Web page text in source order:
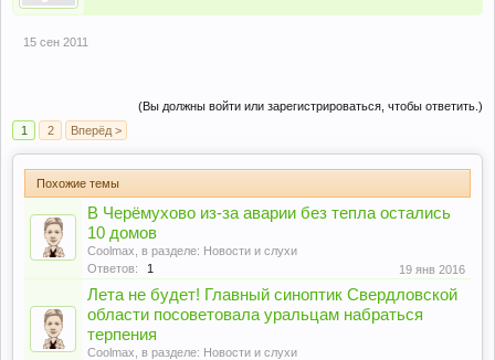
15 сен 2011
(Вы должны войти или зарегистрироваться, чтобы ответить.)
1
2 Вперёд >
Похожие темы
В Черёмухово из-за аварии без тепла остались
10 домов
Coolmax , в разделе: Новости и слухи
Ответов:
1 19 янв 2016
Лета не будет! Главный синоптик Свердловской
области посоветовала уральцам набраться
терпения
Coolmax , в разделе: Новости и слухи